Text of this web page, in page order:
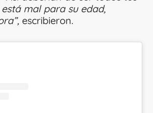
está mal para su edad,
escribieron.